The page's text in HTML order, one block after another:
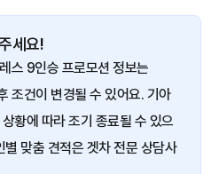
세요!
스 9인승 프로모션 정보는
조건이 변경될 수 있어요. 기아
황에 따라 조기 종료될 수 있으
맞춤 견적은 겟차 전문 상담사